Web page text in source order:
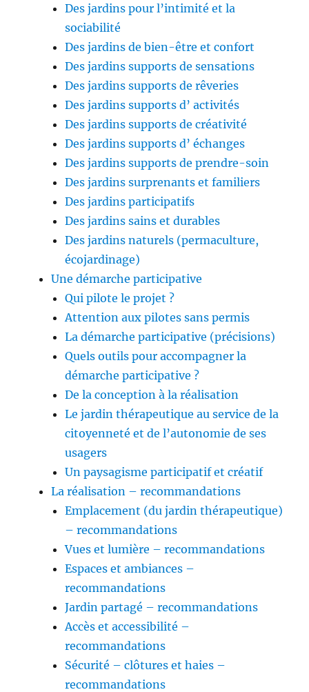
Des jardins pour l’intimité et la
sociabilité
Des jardins de bien-être et confort
Des jardins supports de sensations
Des jardins supports de rêveries
Des jardins supports d’ activités
Des jardins supports de créativité
Des jardins supports d’ échanges
Des jardins supports de prendre-soin
Des jardins surprenants et familiers
Des jardins participatifs
Des jardins sains et durables
Des jardins naturels (permaculture,
écojardinage)
Une démarche participative
Qui pilote le projet ?
Attention aux pilotes sans permis
La démarche participative (précisions)
Quels outils pour accompagner la
démarche participative ?
De la conception à la réalisation
Le jardin thérapeutique au service de la
citoyenneté et de l’autonomie de ses
usagers
Un paysagisme participatif et créatif
La réalisation – recommandations
Emplacement (du jardin thérapeutique)
– recommandations
Vues et lumière – recommandations
Espaces et ambiances –
recommandations
Jardin partagé – recommandations
Accès et accessibilité –
recommandations
Sécurité – clôtures et haies –
recommandations